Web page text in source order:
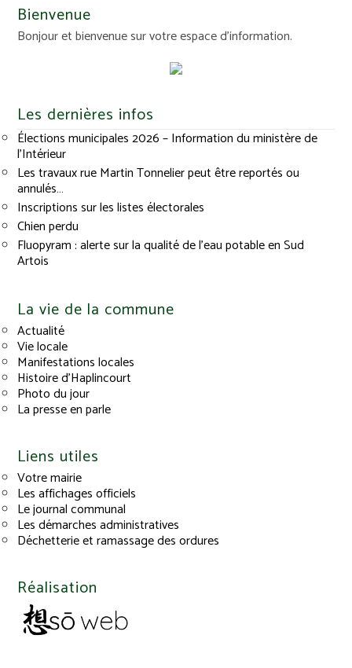
Bienvenue
Bonjour et bienvenue sur votre espace d'information.
Les dernières infos
Élections municipales 2026 – Information du ministère de
l’Intérieur
Les travaux rue Martin Tonnelier peut être reportés ou
annulés…
Inscriptions sur les listes électorales
Chien perdu
Fluopyram : alerte sur la qualité de l’eau potable en Sud
Artois
La vie de la commune
Actualité
Vie locale
Manifestations locales
Histoire d’Haplincourt
Photo du jour
La presse en parle
Liens utiles
Votre mairie
Les affichages officiels
Le journal communal
Les démarches administratives
Déchetterie et ramassage des ordures
Réalisation